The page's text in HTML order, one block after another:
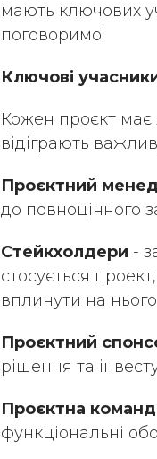
мають ключових
поговоримо!
Ключові
Кожен проєкт має
відіграють
Проєктний
до повноцінного
Стейкхолдери -
стосується
вплинути на
Проєктний
рішення та
Проєктна
функціональні